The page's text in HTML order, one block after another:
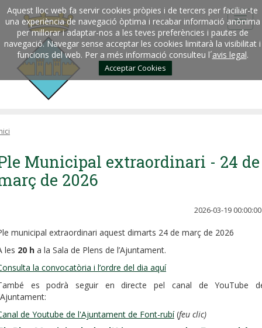
Aquest lloc web fa servir cookies pròpies i de tercers per faciliar-te
una experiència de navegació òptima i recabar informació anònima
per millorar i adaptar-nos a les teves preferències i pautes de
navegació. Navegar sense acceptar les cookies limitarà la visibilitat i
funcions del web. Per a més informació consulteu l´avis legal.
Acceptar Cookies
Municipal extraordinari - 24 de
de 2026
2026-03-19 00:00:00
municipal extraordinari aquest dimarts 24 de març de 2026
les 20 h a la Sala de Plens de l’Ajuntament.
la convocatòria i l’ordre del dia aquí
es podrà seguir en directe pel canal de YouTube
de Youtube de l'Ajuntament de Font-rubí(feu clic)